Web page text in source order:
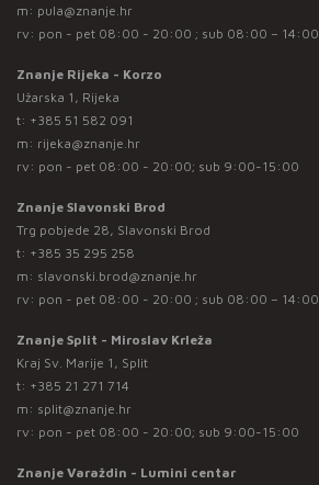
m: pula@znanje.hr
rv: pon - pet 08:00 - 20:00 ; sub 08:00 – 14:00
Znanje Rijeka - Korzo
Užarska 1, Rijeka
t: +385 51 582 091
m: rijeka@znanje.hr
rv: pon - pet 08:00 - 20:00; sub 9:00-15:00
Znanje Slavonski Brod
Trg pobjede 28, Slavonski Brod
t: +385 35 295 258
m: slavonski.brod@znanje.hr
rv: pon - pet 08:00 - 20:00 ; sub 08:00 – 14:00
Znanje Split - Miroslav Krleža
Kraj Sv. Marije 1, Split
t: +385 21 271 714
m: split@znanje.hr
rv: pon - pet 08:00 - 20:00; sub 9:00-15:00
Znanje Varaždin - Lumini centar